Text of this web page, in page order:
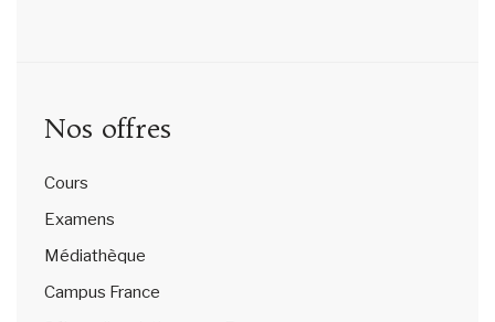
Nos offres
Cours
Examens
Médiathèque
Campus France